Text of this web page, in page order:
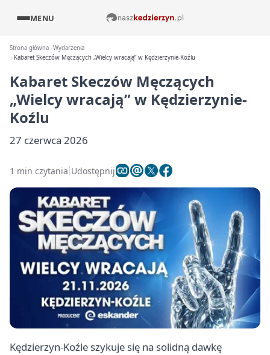
MENU
Strona główna Wydarzenia
Kabaret Skeczów Męczących „Wielcy wracają” w Kędzierzynie-Koźlu
Kabaret Skeczów Męczących
„Wielcy wracają” w Kędzierzynie-
Koźlu
27 czerwca 2026
1 min czytania Udostępnij
Kędzierzyn-Koźle szykuje się na solidną dawkę